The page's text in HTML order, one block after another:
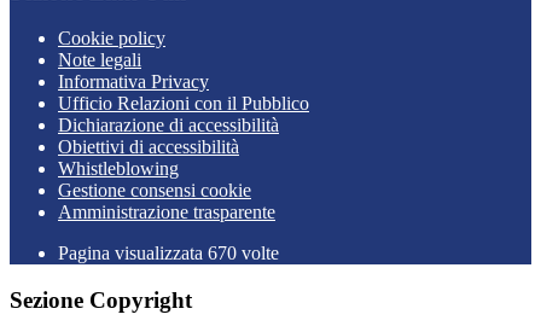
Cookie policy
Note legali
Informativa Privacy
Ufficio Relazioni con il Pubblico
Dichiarazione di accessibilità
Obiettivi di accessibilità
Whistleblowing
Gestione consensi cookie
Amministrazione trasparente
Pagina visualizzata 670 volte
Sezione Copyright